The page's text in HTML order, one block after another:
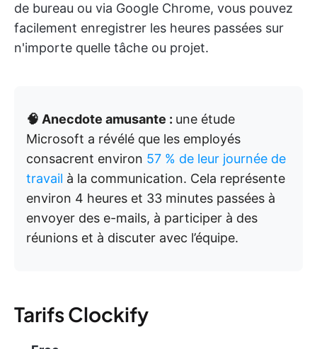
de bureau ou via Google Chrome, vous pouvez
facilement enregistrer les heures passées sur
n'importe quelle tâche ou projet.
🧠 Anecdote amusante : une étude
Microsoft a révélé que les employés
consacrent environ 57 % de leur journée de
travail à la communication. Cela représente
environ 4 heures et 33 minutes passées à
envoyer des e-mails, à participer à des
réunions et à discuter avec l’équipe.
Tarifs Clockify